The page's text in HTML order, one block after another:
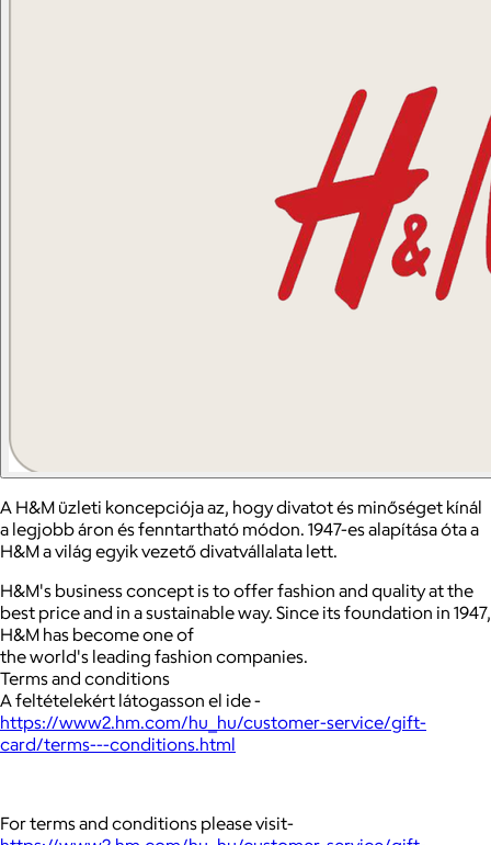
A H&M üzleti koncepciója az, hogy divatot és minőséget kínál
a legjobb áron és fenntartható módon. 1947-es alapítása óta a
H&M a világ egyik vezető divatvállalata lett.
H&M's business concept is to offer fashion and quality at the
best price and in a sustainable way. Since its foundation in 1947,
H&M has become one of
the world's leading fashion companies.
Terms and conditions
A feltételekért látogasson el ide -
https://www2.hm.com/hu_hu/customer-service/gift-
card/terms---conditions.html
For terms and conditions please visit-